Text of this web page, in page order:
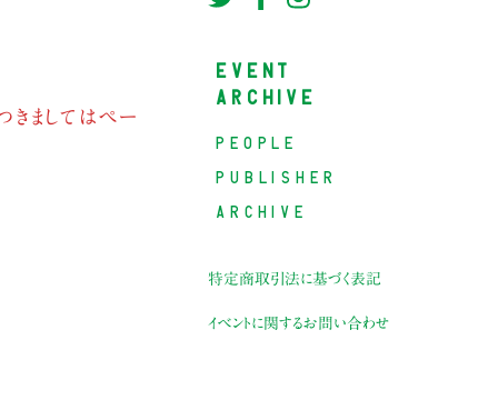
きましてはペー
EVENT
ARCHIVE
PEOPLE
PUBLISHER
ARCHIVE
特定商取引法に基づく表記
イベントに関するお問い合わせ